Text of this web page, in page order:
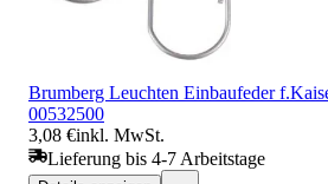
Brumberg Leuchten Einbaufeder
00532500
3,08 €inkl. MwSt.
Lieferung bis 4-7 Arbeitstage